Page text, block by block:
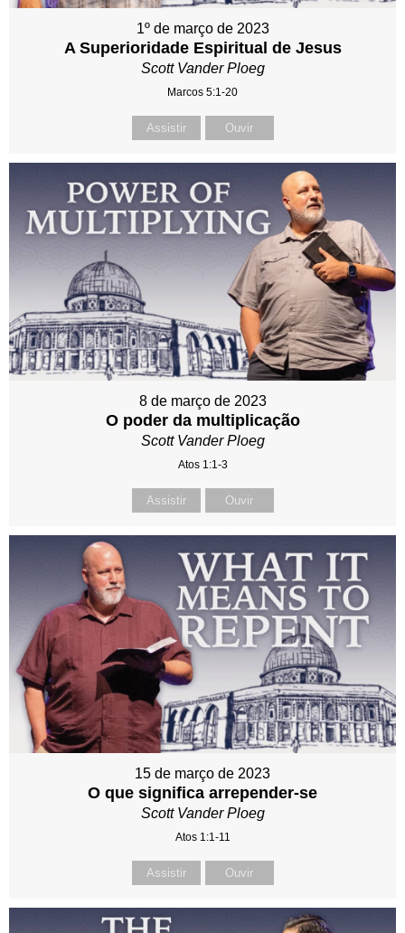
1º de março de 2023
A Superioridade Espiritual de Jesus
Scott Vander Ploeg
Marcos 5:1-20
Assistir Ouvir
8 de março de 2023
O poder da multiplicação
Scott Vander Ploeg
Atos 1:1-3
Assistir Ouvir
15 de março de 2023
O que significa arrepender-se
Scott Vander Ploeg
Atos 1:1-11
Assistir Ouvir